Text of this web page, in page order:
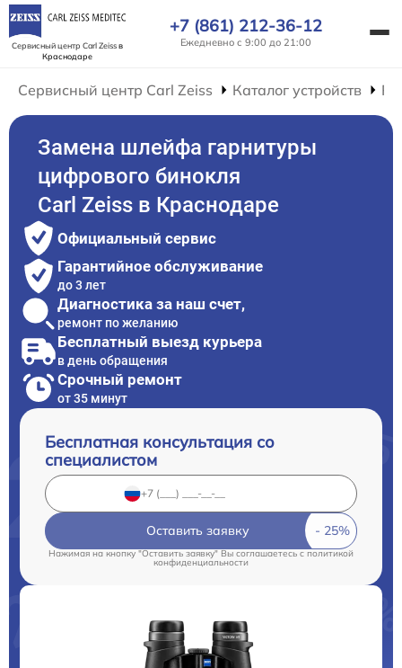
Сервисный центр Carl Zeissв
Краснодаре
+7 (861) 212-36-12
Ежедневно с 9:00 до 21:00
Сервисный центр Carl Zeiss Каталог устройств
Замена шлейфа гарнитуры
цифрового бинокля
Carl Zeiss в Краснодаре
Официальный сервис
Гарантийное обслуживание
до 3 лет
Диагностика за наш счет,
ремонт по желанию
Бесплатный выезд курьера
в день обращения
Срочный ремонт
от 35 минут
Бесплатная консультация со
специалистом
Оставить заявку
Нажимая на кнопку "Оставить заявку" Вы соглашаетесь cполитикой
конфиденциальности